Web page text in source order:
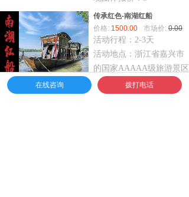
传承红色-南湖红船
价格: 1500.00 市场价: 0.00
活动行程：2-3天
活动地点：浙江省嘉兴市
的国家AAAAA级旅游景区
适合季节：四季
适合人数：
在线咨询 拨打电话